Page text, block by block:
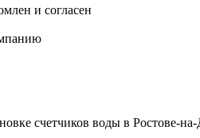
и согласен
счетчиков воды в Ростове-